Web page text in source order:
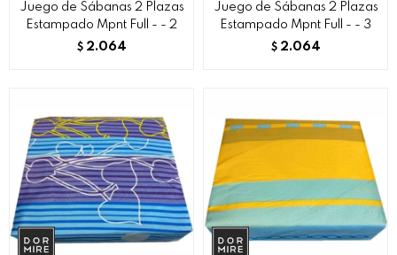
Juego de Sábanas 2 Plazas
Estampado Mpnt Full - - 2
$ 2.064
Juego de Sábanas 2 Plazas
Estampado Mpnt Full - - 3
$ 2.064